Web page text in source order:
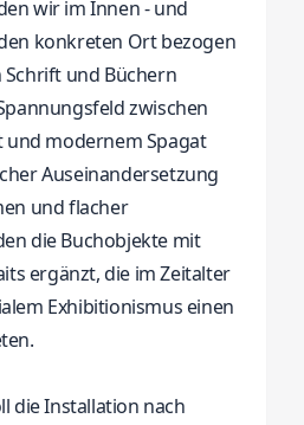
wir im Innen - und
konkreten Ort bezogen
und Büchern
zwischen
und modernem Spagat
Auseinandersetzung
und flacher
die Buchobjekte mit
ergänzt, die im Zeitalter
Exhibitionismus einen
die Installation nach